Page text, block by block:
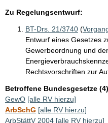
Zu Regelungsentwurf:
BT-Drs. 21/3740 (
Entwurf eines Gesetzes
Gewerbeordnung und
Rechtsvorschriften zur
Betroffene Bundesgesetze
GewO [alle RV hierzu]
ArbSchG [alle RV hierzu]
ArbStättV 2004 [alle RV hierzu]